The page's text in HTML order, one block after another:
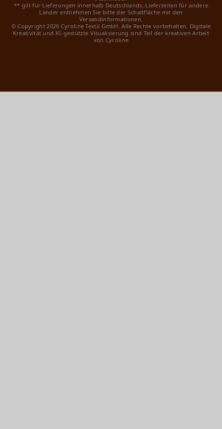
** gilt für Lieferungen innerhalb Deutschlands, Lieferzeiten für andere
Länder entnehmen Sie bitte der Schaltfläche mit den
Versandinformationen.
© Copyright 2026 Cyroline Textil GmbH. Alle Rechte vorbehalten. Digitale
Kreativität und KI-gestützte Visualisierung sind Teil der kreativen Arbeit
von Cyroline